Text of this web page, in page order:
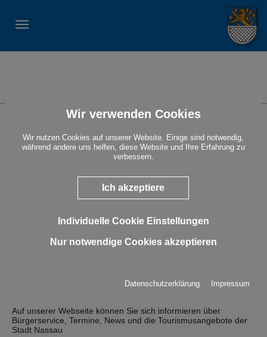
Wir verwenden Cookies
Wir nutzen Cookies auf unserer Website. Einige sind notwendig,
während andere uns helfen, diese Website und Ihre Erfahrung zu
verbessern.
Ich akzeptiere
Individuelle Cookie Einstellungen
Nur notwendige Cookies akzeptieren
Datenschutzerklärung Impressum
Im Rahmen unserer Barrierefreiheitserklärung möchten wir
Ihnen einen Überblick über den Stand der Vereinbarkeit der
unten beschriebenen Dienstleistung(en) mit den Anforderungen
(insbesondere mit dem Barrierefreiheitsstärkungsgesetz –
Stadtverwaltung Nassau
56377 Nassau
Bürgerservice und Tourismusangebot der Stadt Nassau
Auf unserer Webseite können Sie sich informieren über
Bürgerservice, Termine, News und die Tourismusangebote der
Stadt Nassau